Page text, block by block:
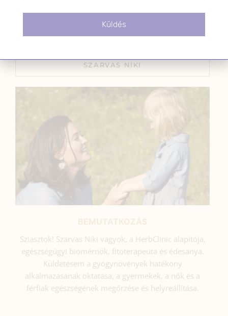
2025.09.04.
SZARVAS NIKI
Sziasztok! Szarvas Niki vagyok, a HerbClinic alapítója,
egészségügyi biomérnök, fitoterapeuta és édesanya.
Küldetésem a gyógynövények hatékony
alkalmazásának oktatása, a gyermekek, a nők és a
férfiak egészségének megőrzése és helyreállítása.
Küldés